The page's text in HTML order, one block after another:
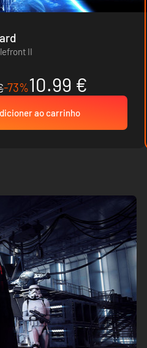
II
-73%10.99 €
ao carrinho